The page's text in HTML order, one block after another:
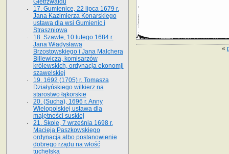
«
Gietrzwałdu
17. Gumienice, 22 lipca 1679 r.
Jana Kazimierza Konarskiego
ustawa dla wsi Gumienic i
Straszniowa
18. Szawle, 10 lutego 1684 r.
Jana Władysława
Brzostowskiego i Jana Malchera
Billewicza, komisarzów
królewskich, ordynacja ekonomji
szawelskiej
19. 1692 (1705) r. Tomasza
Działyńskiego wilkierz na
starostwo łąkorskie
20. (Sucha), 1696 r. Anny
Wielopolskiej ustawa dla
majętności suskiej
21. Skole, 7 września 1698 r.
Macieja Paszkowskiego
ordynacja albo postanowienie
dobrego rządu na włość
tuchelską